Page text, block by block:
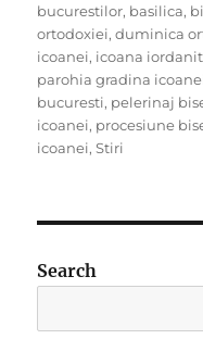
on
bucurestilor, basilica,
ortodoxiei,duminica
icoanei, icoana
parohia gradina
bucuresti, pelerinaj
icoanei, procesiune
icoanei,Stiri
Search